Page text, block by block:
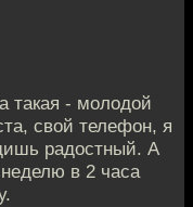
такая - молодой
свой телефон, я
радостный. А
в 2 часа